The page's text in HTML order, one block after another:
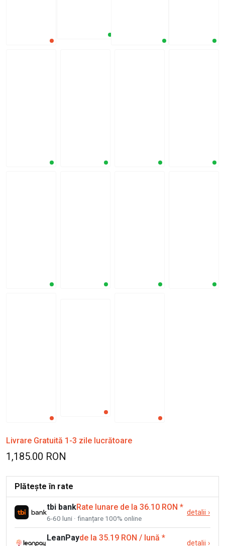
Livrare Gratuită 1-3 zile lucrătoare
1,185.00 RON
Plătește în rate
tbi bankRate lunare de la 36.10 RON *
6-60 luni · finanțare 100% online
detalii ›
LeanPayde la 35.19 RON / lună *
detalii ›